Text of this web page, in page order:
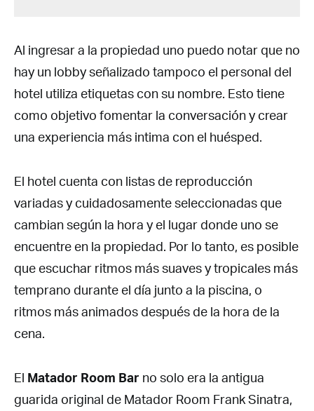
Al ingresar a la propiedad uno puedo notar que no
hay un lobby señalizado tampoco el personal del
hotel utiliza etiquetas con su nombre. Esto tiene
como objetivo fomentar la conversación y crear
una experiencia más intima con el huésped.
El hotel cuenta con listas de reproducción
variadas y cuidadosamente seleccionadas que
cambian según la hora y el lugar donde uno se
encuentre en la propiedad. Por lo tanto, es posible
que escuchar ritmos más suaves y tropicales más
temprano durante el día junto a la piscina, o
ritmos más animados después de la hora de la
cena.
El Matador Room Bar no solo era la antigua
guarida original de Matador Room Frank Sinatra,